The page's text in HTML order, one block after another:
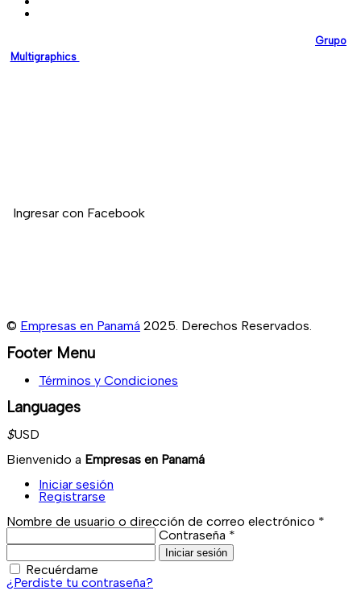
Grupo
Multigraphics
Ingresar con Facebook
© Empresas en Panamá 2025. Derechos Reservados.
Footer Menu
Términos y Condiciones
Languages
$USD
Bienvenido a Empresas en Panamá
Iniciar sesión
Registrarse
Nombre de usuario o dirección de correo electrónico *
Contraseña *
Iniciar sesión
Recuérdame
¿Perdiste tu contraseña?